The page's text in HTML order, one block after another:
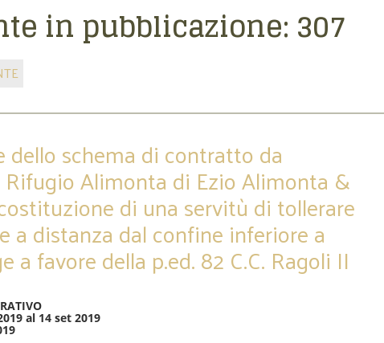
in pubblicazione: 307
dello schema di contratto da
Alimonta di Ezio Alimonta &
di una servitù di tollerare
a distanza dal confine inferiore a
a favore della p.ed. 82 C.C. Ragoli II
al 14 set 2019